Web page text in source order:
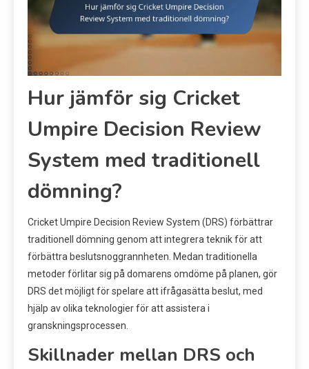
Hur jämför sig Cricket
Umpire Decision Review
System med traditionell
dömning?
Cricket Umpire Decision Review System (DRS) förbättrar
traditionell dömning genom att integrera teknik för att
förbättra beslutsnoggrannheten. Medan traditionella
metoder förlitar sig på domarens omdöme på planen, gör
DRS det möjligt för spelare att ifrågasätta beslut, med
hjälp av olika teknologier för att assistera i
granskningsprocessen.
Skillnader mellan DRS och